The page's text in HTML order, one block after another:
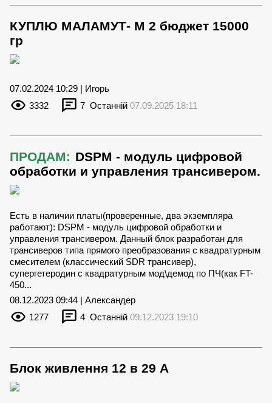
КУПЛЮ МАЛАМУТ- М 2 бюджет 15000
гр
07.02.2024 10:29 | Игорь
3332
7 Останній 07.09.2025 18:11
ПРОДАМ: DSPM - модуль цифровой
обработки и управления трансивером.
Есть в наличии платы(проверенные, два экземпляра
работают): DSPM - модуль цифровой обработки и
управления трансивером. Данный блок разработан для
трансиверов типа прямого преобразования с квадратурным
смесителем (классический SDR трансивер),
супергетеродин с квадратурным мод\демод по ПЧ(как FT-
450...
08.12.2023 09:44 | Александер
1277
4 Останній 09.12.2023 19:10
Блок живлення 12 в 29 А